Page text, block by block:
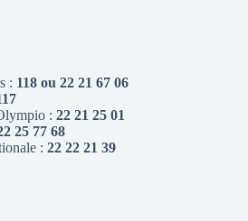
: 118 ou 22 21 67 06
: 22 21 25 01
25 77 68
: 22 22 21 39